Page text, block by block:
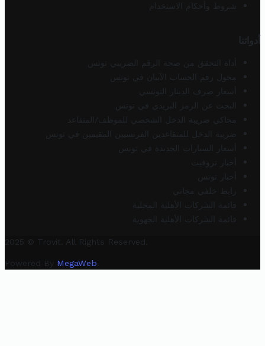
شروط وأحكام الاستخدام
أدواتنا
أداة التحقق من صحة الرقم الضريبي تونس
محول رقم الحساب الآيبان في تونس
أسعار صرف الدينار التونسي
البحث عن الرمز البريدي في تونس
محاكي ضريبة الدخل الشخصي للموظف/المتقاعد
ضريبة الدخل للمتقاعدين الفرنسيين المقيمين في تونس
أسعار السيارات الجديدة في تونس
أخبار تروفيت
أخبار تونس
رابط خلفي مجاني
قائمة الشركات الأهلية المحلية
قائمة الشركات الأهلية الجهوية
2025 © Trovit. All Rights Reserved.
Powered By MegaWeb